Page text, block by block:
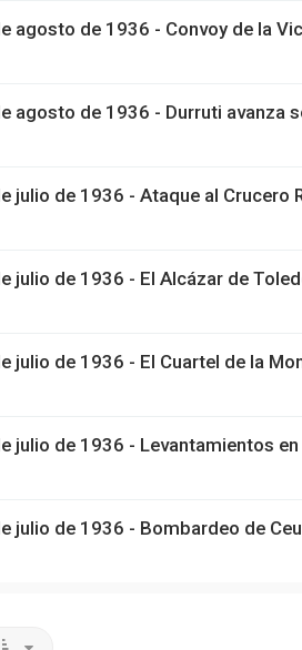
agosto de 1936 - Convoy de la
agosto de 1936 - Durruti avanza
julio de 1936 - Ataque al Crucero
julio de 1936 - El Alcázar de
julio de 1936 - El Cuartel de la
julio de 1936 - Levantamientos
julio de 1936 - Bombardeo de